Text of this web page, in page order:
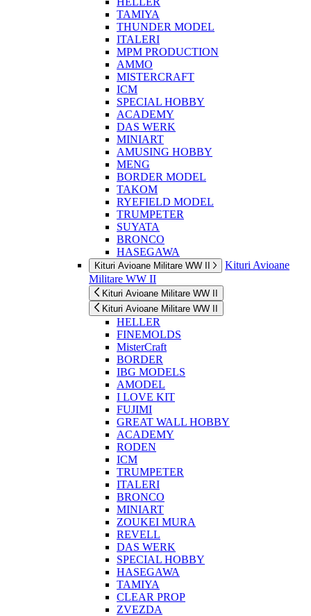
TAMIYA
THUNDER MODEL
ITALERI
MPM PRODUCTION
AMMO
MISTERCRAFT
ICM
SPECIAL HOBBY
ACADEMY
DAS WERK
MINIART
AMUSING HOBBY
MENG
BORDER MODEL
TAKOM
RYEFIELD MODEL
TRUMPETER
SUYATA
BRONCO
HASEGAWA
Kituri Avioane Militare WW II
Kituri Avioane
Militare WW II
Kituri Avioane Militare WW II
Kituri Avioane Militare WW II
HELLER
FINEMOLDS
MisterCraft
BORDER
IBG MODELS
AMODEL
I LOVE KIT
FUJIMI
GREAT WALL HOBBY
ACADEMY
RODEN
ICM
TRUMPETER
ITALERI
BRONCO
MINIART
ZOUKEI MURA
REVELL
DAS WERK
SPECIAL HOBBY
HASEGAWA
TAMIYA
CLEAR PROP
ZVEZDA